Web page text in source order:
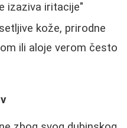
izaziva iritacije"
kože, prirodne
ili aloje verom često